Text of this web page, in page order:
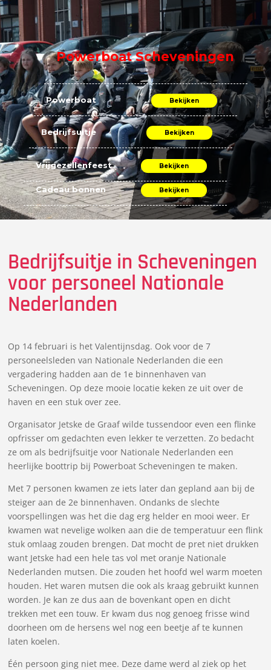
Powerboat Scheveningen
Powerboat Bekijken
Bedrijfsuitje Bekijken
Vrijgezellenfeest Bekijken
Cadeau bonnen Bekijken
Bedrijfsuitje in Scheveningen
voor personeel Nationale
Nederlanden
Op 14 februari is het Valentijnsdag. Ook voor de 7
personeelsleden van Nationale Nederlanden die een
vergadering hadden aan de 1e binnenhaven van
Scheveningen. Op deze mooie locatie keken ze uit over de
haven en een stuk over zee.
Organisator Jetske de Graaf wilde tussendoor even een flinke
opfrisser om gedachten even lekker te verzetten. Zo bedacht
ze om als bedrijfsuitje voor Nationale Nederlanden een
heerlijke boottrip bij Powerboat Scheveningen te maken.
Met 7 personen kwamen ze iets later dan gepland aan bij de
steiger aan de 2e binnenhaven. Ondanks de slechte
voorspellingen was het die dag erg helder en mooi weer. Er
kwamen wat nevelige wolken aan die de temperatuur een flink
stuk omlaag zouden brengen. Dat mocht de pret niet drukken
want Jetske had een hele tas vol met oranje Nationale
Nederlanden mutsen. Die zouden het hoofd wel warm moeten
houden. Het waren mutsen die ook als kraag gebruikt kunnen
worden. Je kan ze dus aan de bovenkant open en dicht
trekken met een touw. Er kwam dus nog genoeg frisse wind
doorheen om de hersens wel nog een beetje af te kunnen
laten koelen.
Één persoon ging niet mee. Deze dame werd al ziek op het